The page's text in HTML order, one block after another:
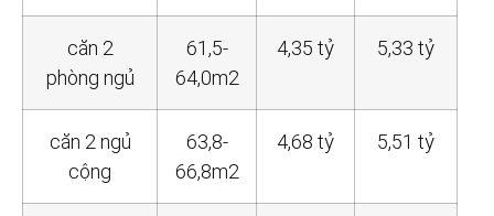
căn 2
phòng ngủ
61,5-
64,0m2
4,35 tỷ 5,33 tỷ
căn 2 ngủ
cộng
63,8-
66,8m2
4,68 tỷ 5,51 tỷ